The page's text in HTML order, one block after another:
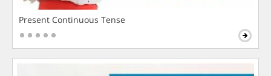
Present Continuous Tense